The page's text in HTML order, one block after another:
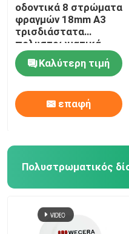
οδοντικά 8 στρώματα
φραγμών 18mm A3
τρισδιάστατα
πολυστρωματικά
Zirconia με τη δύναμη
1200MpaΚαλύτερη τιμή
επαφή
Πολυστρωματικός